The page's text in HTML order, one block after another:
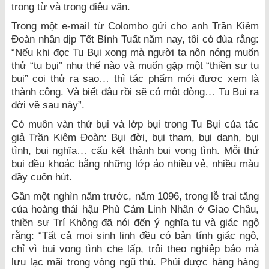
trong từ và trong điệu văn.
Trong một e-mail từ Colombo gửi cho anh Trần Kiêm
Đoàn nhân dịp Tết Bính Tuất năm nay, tôi có đùa rằng:
“Nếu khi đọc Tu Bụi xong mà người ta nôn nóng muốn
thử “tu bụi” như thế nào và muốn gặp một “thiền sư tu
bụi” coi thử ra sao… thì tác phẩm mới được xem là
thành công. Và biết đâu rồi sẽ có một dòng… Tu Bụi ra
đời về sau này”.
Có muôn vàn thứ bụi và lớp bụi trong Tu Bụi của tác
giả Trần Kiêm Đoàn: Bụi đời, bụi tham, bụi danh, bụi
tình, bụi nghĩa… cấu kết thành bụi vong tình. Mỗi thứ
bụi đều khoác bằng những lớp áo nhiều vẻ, nhiều màu
đầy cuốn hút.
Gần một nghìn năm trước, năm 1096, trong lễ trai tăng
của hoàng thái hậu Phù Cảm Linh Nhân ở Giao Châu,
thiền sư Trí Không đã nói đến ý nghĩa tu và giác ngộ
rằng: “Tất cả mọi sinh linh đều có bản tính giác ngộ,
chỉ vì bụi vong tình che lấp, trôi theo nghiệp báo mà
lưu lạc mãi trong vòng ngũ thú. Phủi được hàng hàng